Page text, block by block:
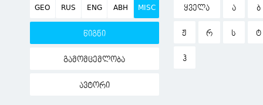
GEO RUS ENG ABH MISC
წიგნი
გამომცემლობა
ავტორი
ᲧᲕᲔᲚᲐ Ა Ბ
Ჟ Რ Ს Ტ
Ჰ